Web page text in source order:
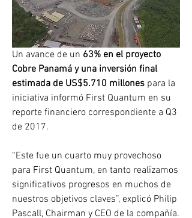
Un avance de un 63% en el proyecto
Cobre Panamá y una inversión final
estimada de US$5.710 millones para la
iniciativa informó First Quantum en su
reporte financiero correspondiente a Q3
de 2017.
“Este fue un cuarto muy provechoso
para First Quantum, en tanto realizamos
significativos progresos en muchos de
nuestros objetivos claves”, explicó Philip
Pascall, Chairman y CEO de la compañía.